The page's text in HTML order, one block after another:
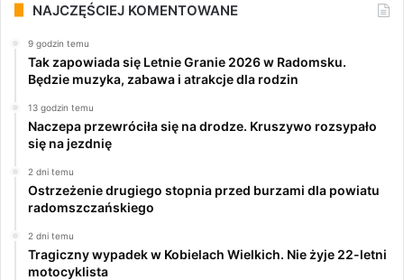
NAJCZĘŚCIEJ KOMENTOWANE
9 godzin temu
Tak zapowiada się Letnie Granie 2026 w Radomsku.
Będzie muzyka, zabawa i atrakcje dla rodzin
13 godzin temu
Naczepa przewróciła się na drodze. Kruszywo rozsypało
się na jezdnię
2 dni temu
Ostrzeżenie drugiego stopnia przed burzami dla powiatu
radomszczańskiego
2 dni temu
Tragiczny wypadek w Kobielach Wielkich. Nie żyje 22-letni
motocyklista